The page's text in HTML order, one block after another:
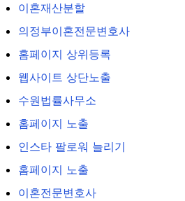
이혼재산분할
의정부이혼전문변호사
홈페이지 상위등록
웹사이트 상단노출
수원법률사무소
홈페이지 노출
인스타 팔로워 늘리기
홈페이지 노출
이혼전문변호사